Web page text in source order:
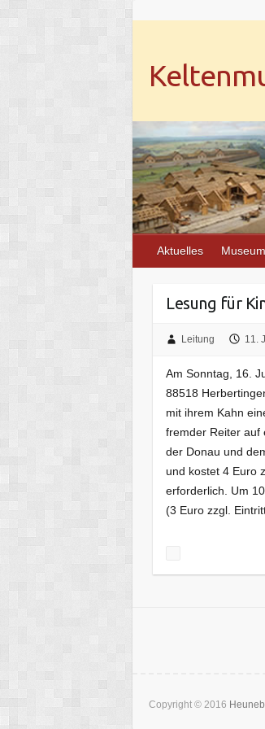
Aktuelles Museum
Lesung für
Leitung 11.
Am Sonntag, 16.
88518
mit ihrem Kahn
fremder Reiter auf
der Donau und
und kostet 4 Euro
erforderlich. Um
(3 Euro zzgl.
Copyright © 2016